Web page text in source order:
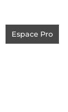
Espace Pro